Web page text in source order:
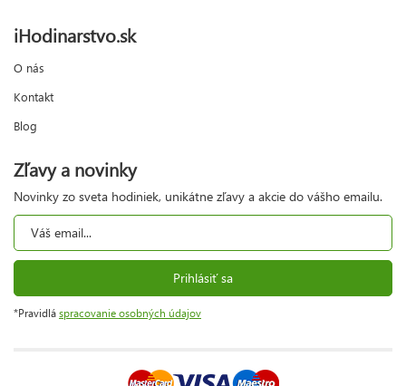
iHodinarstvo.sk
O nás
Kontakt
Blog
Zľavy a novinky
Novinky zo sveta hodiniek, unikátne zľavy a akcie do vášho emailu.
Prihlásiť sa
*Pravidlá spracovanie osobných údajov